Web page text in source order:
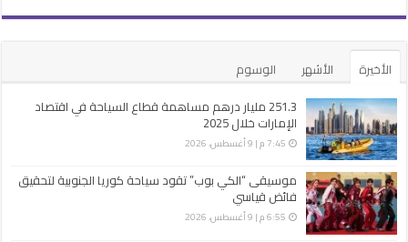
الأخيرة الأشهر
الوسوم
251.3 مليار درهم مساهمة قطاع السياحة في اقتصاد
الإمارات خلال 2025
7:45 م | 9 أغسطس، 2026
موسيقى “الكي بوب” تقود سياحة كوريا الجنوبية لتحقيق
فائض قياسي
6:55 م | 9 أغسطس، 2026